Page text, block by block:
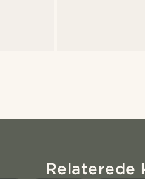
Relaterede